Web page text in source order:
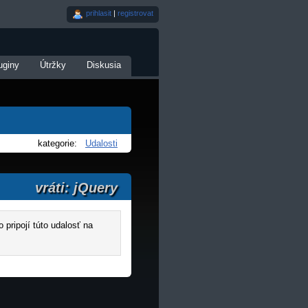
prihlasit | registrovat
Útržky Diskusia
kategorie: Udalosti
vráti: jQuery
pripojí túto udalosť na